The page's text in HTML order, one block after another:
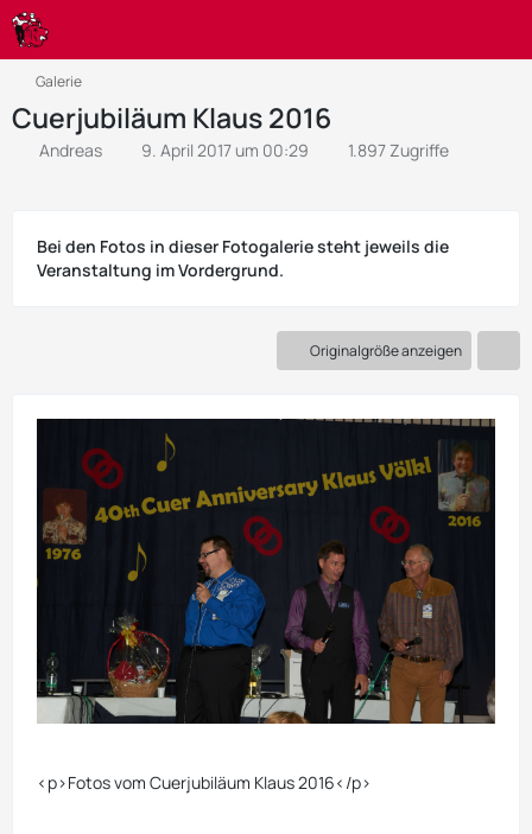
Galerie
Cuerjubiläum Klaus 2016
Andreas 9. April 2017 um 00:29 1.897 Zugriffe
Bei den Fotos in dieser Fotogalerie steht jeweils die
Veranstaltung im Vordergrund.
Originalgröße anzeigen
<p>Fotos vom Cuerjubiläum Klaus 2016</p>